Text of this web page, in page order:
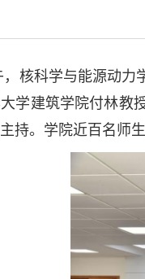
，核科学与能源动力
学建筑学院付林教
持。学院近百名师